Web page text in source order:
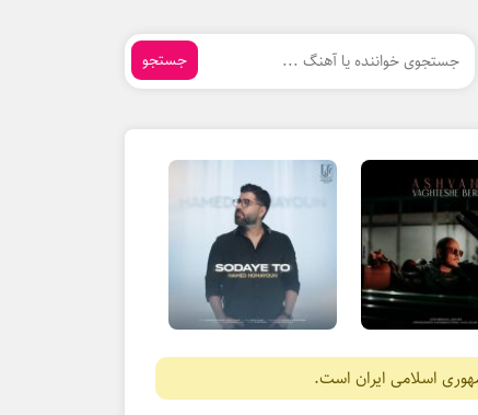
جستجو
اسلامی ایران است.